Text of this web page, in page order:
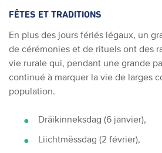
FÊTES ET TRADITIONS
En plus des jours fériés légaux, un
de cérémonies et de rituels ont des
vie rurale qui, pendant une grande
continué à marquer la vie de larges
population.
Dräikinneksdag (6 janvier),
Liichtmëssdag (2 février),